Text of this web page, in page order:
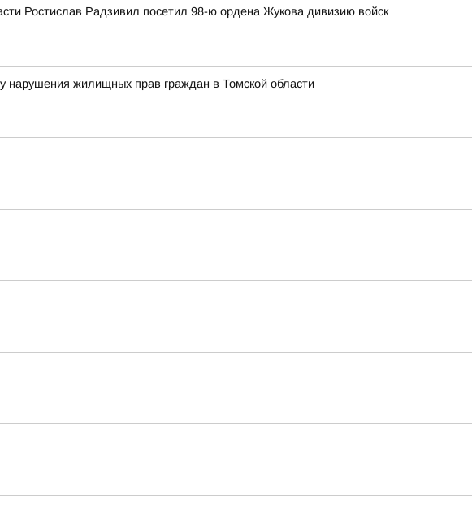
Ростислав Радзивил посетил 98-ю ордена Жукова дивизию войск
нарушения жилищных прав граждан в Томской области